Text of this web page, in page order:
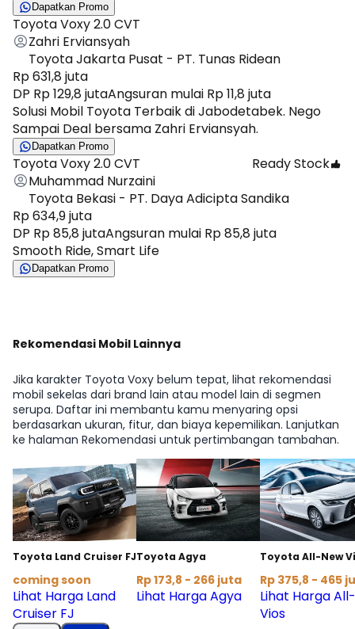
Dapatkan Promo
Toyota Voxy 2.0 CVT
Zahri Erviansyah
Toyota Jakarta Pusat - PT. Tunas Ridean
Rp 631,8 juta
DP Rp 129,8 jutaAngsuran mulai Rp 11,8 juta
Solusi Mobil Toyota Terbaik di Jabodetabek. Nego
Sampai Deal bersama Zahri Erviansyah.
Dapatkan Promo
Toyota Voxy 2.0 CVT
Ready Stock
Muhammad Nurzaini
Toyota Bekasi - PT. Daya Adicipta Sandika
Rp 634,9 juta
DP Rp 85,8 jutaAngsuran mulai Rp 85,8 juta
Smooth Ride, Smart Life
Dapatkan Promo
Rekomendasi Mobil Lainnya
Jika karakter Toyota Voxy belum tepat, lihat rekomendasi
mobil sekelas dari brand lain atau model lain di segmen
serupa. Daftar ini membantu kamu menyaring opsi
berdasarkan ukuran, fitur, dan biaya kepemilikan. Lanjutkan
ke halaman Rekomendasi untuk pertimbangan tambahan.
Toyota Land Cruiser FJ
coming soon
Lihat Harga Land
Cruiser FJ
Toyota Agya
Rp 173,8 - 266 juta
Lihat Harga Agya
Toyota All-New
Rp 375,8 - 465
Lihat Harga
Vios